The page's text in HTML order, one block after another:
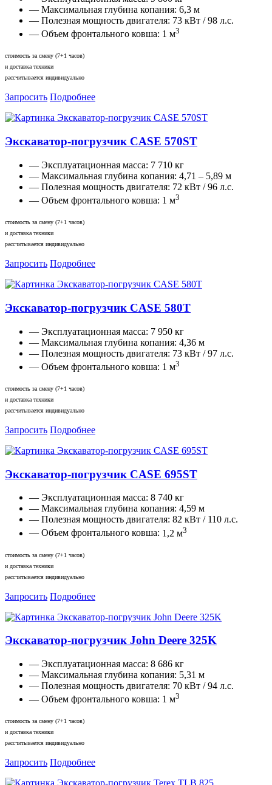
— Максимальная глубина копания: 6,3 м
— Полезная мощность двигателя: 73 кВт / 98 л.с.
— Объем фронтального ковша: 1 м3
стоимость за смену (7+1 часов)
и доставка техники
рассчитывается индивидуально
Запросить Подробнее
Экскаватор-погрузчик CASE 570ST
— Эксплуатационная масса: 7 710 кг
— Максимальная глубина копания: 4,71 – 5,89 м
— Полезная мощность двигателя: 72 кВт / 96 л.с.
— Объем фронтального ковша: 1 м3
стоимость за смену (7+1 часов)
и доставка техники
рассчитывается индивидуально
Запросить Подробнее
Экскаватор-погрузчик CASE 580T
— Эксплуатационная масса: 7 950 кг
— Максимальная глубина копания: 4,36 м
— Полезная мощность двигателя: 73 кВт / 97 л.с.
— Объем фронтального ковша: 1 м3
стоимость за смену (7+1 часов)
и доставка техники
рассчитывается индивидуально
Запросить Подробнее
Экскаватор-погрузчик CASE 695ST
— Эксплуатационная масса: 8 740 кг
— Максимальная глубина копания: 4,59 м
— Полезная мощность двигателя: 82 кВт / 110 л.с.
— Объем фронтального ковша: 1,2 м3
стоимость за смену (7+1 часов)
и доставка техники
рассчитывается индивидуально
Запросить Подробнее
Экскаватор-погрузчик John Deere 325K
— Эксплуатационная масса: 8 686 кг
— Максимальная глубина копания: 5,31 м
— Полезная мощность двигателя: 70 кВт / 94 л.с.
— Объем фронтального ковша: 1 м3
стоимость за смену (7+1 часов)
и доставка техники
рассчитывается индивидуально
Запросить Подробнее